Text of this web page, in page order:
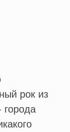
рок из
города